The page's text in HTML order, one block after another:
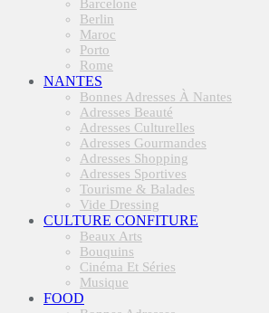
Barcelone
Berlin
Maroc
Porto
Rome
NANTES
Bonnes Adresses À Nantes
Adresses Beauté
Adresses Culturelles
Adresses Gourmandes
Adresses Shopping
Adresses Sportives
Tourisme & Balades
Vide Dressing
CULTURE CONFITURE
Beaux Arts
Bouquins
Cinéma Et Séries
Musique
FOOD